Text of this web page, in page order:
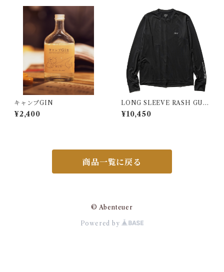
キャンプGIN
¥2,400
LONG SLEEVE RASH GUA
RD/ロングスリーブ ラッシュ
ガード ブラック
¥10,450
商品一覧に戻る
© Abenteuer
Powered by